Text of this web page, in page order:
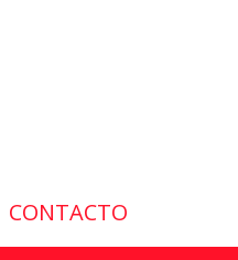
CONTACTO